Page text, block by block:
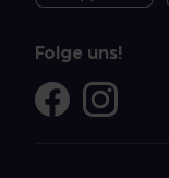
Folge uns!